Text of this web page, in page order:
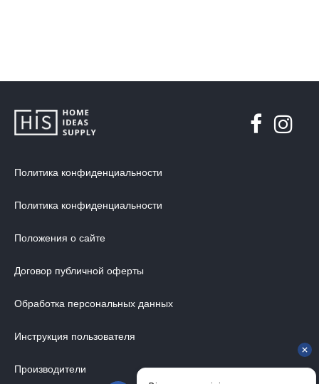
Политика конфиденциальности
Политика конфиденциальности
Положения о сайте
Договор публичной оферты
Обработка персональных данных
Инструкция пользователя
Производители